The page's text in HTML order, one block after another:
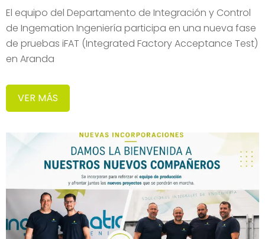
El equipo del Departamento de Integración y Control
de Ingemation Ingeniería participa en una nueva fase
de pruebas iFAT (Integrated Factory Acceptance Test)
en Aranda
VER MÁS